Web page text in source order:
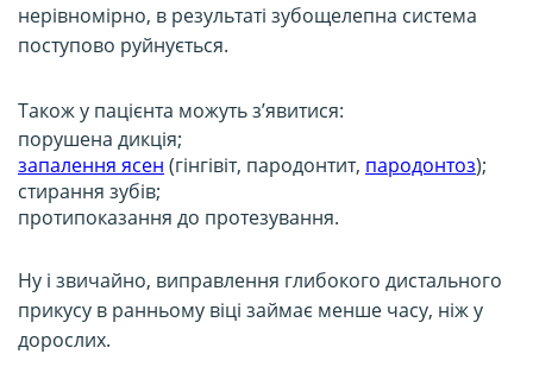
нерівномірно, в результаті зубощелепна система
поступово руйнується.
Також у пацієнта можуть з’явитися:
порушена дикція;
запалення ясен (гінгівіт, пародонтит, пародонтоз);
стирання зубів;
протипоказання до протезування.
Ну і звичайно, виправлення глибокого дистального
прикусу в ранньому віці займає менше часу, ніж у
дорослих.